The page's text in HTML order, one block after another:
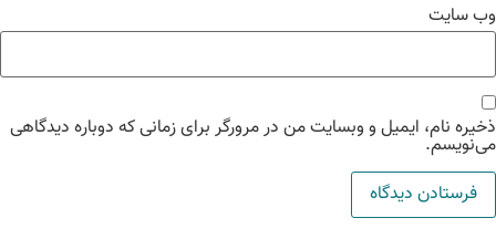
سایت
نام، ایمیل و وبسایت من در مرورگر برای زمانی که دوباره دیدگاهی